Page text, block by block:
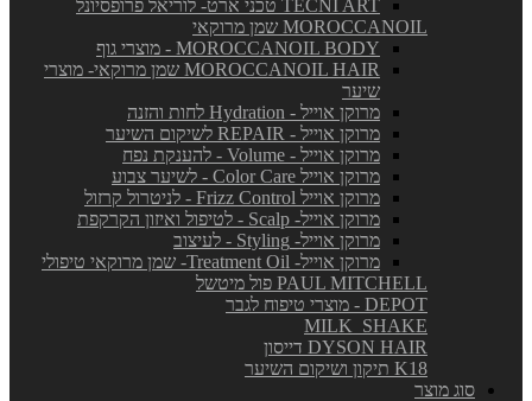
TECNI ART טכני ארט- לוריאל פרופסיונל
MOROCCANOIL שמן מרוקאי
MOROCCANOIL BODY - מוצרי גוף
MOROCCANOIL HAIR שמן מרוקאי- מוצרי
שיער
מרוקן אוייל - Hydration לחות והזנה
מרוקן אוייל - REPAIR לשיקום השיער
מרוקן אוייל - Volume - להענקת נפח
מרוקן אוייל Color Care - לשיער צבוע
מרוקן אוייל Frizz Control - לניטרול קרזול
מרוקן אוייל- Scalp - לטיפול ואיזון הקרקפת
מרוקן אוייל- Styling - לעיצוב
מרוקן אוייל- Treatment Oil- שמן מרוקאי טיפולי
PAUL MITCHELL פול מיטשל
DEPOT - מוצרי טיפוח לגבר
MILK_SHAKE
DYSON HAIR דייסון
K18 תיקון ושיקום השיער
סוג מוצר